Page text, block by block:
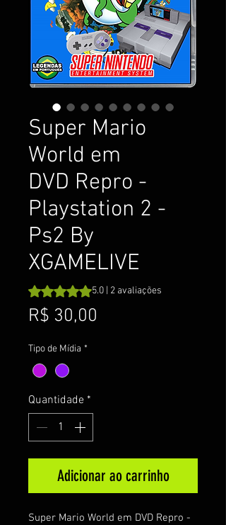
Super Mario
World em
DVD Repro -
Playstation 2 -
Ps2 By
XGAMELIVE
A classificação é 5.0 de 5 estrelas
5.0 | 2 avaliações
R$ 30,00
Tipo de Mídia *
Quantidade *
Adicionar ao carrinho
Super Mario World em DVD Repro -